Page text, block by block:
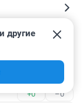
не видно, как
+0 –0
другие